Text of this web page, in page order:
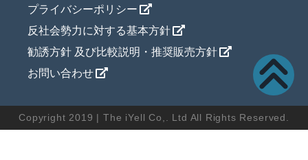
プライバシーポリシー
反社会勢力に対する基本方針
勧誘方針 及び比較説明・推奨販売方針
お問い合わせ
Copyright 2019 | The iYell Co,. Ltd All Rights Reserved.